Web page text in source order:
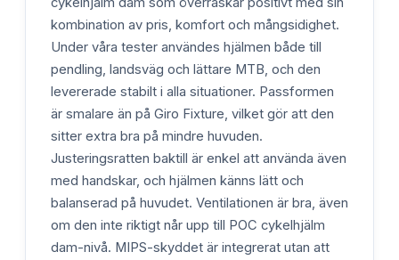
kombination av pris, komfort och mångsidighet.
Under våra tester användes hjälmen både till
pendling, landsväg och lättare MTB, och den
levererade stabilt i alla situationer. Passformen
är smalare än på Giro Fixture, vilket gör att den
sitter extra bra på mindre huvuden.
Justeringsratten baktill är enkel att använda även
med handskar, och hjälmen känns lätt och
balanserad på huvudet. Ventilationen är bra, även
om den inte riktigt når upp till POC cykelhjälm
dam-nivå. MIPS-skyddet är integrerat utan att